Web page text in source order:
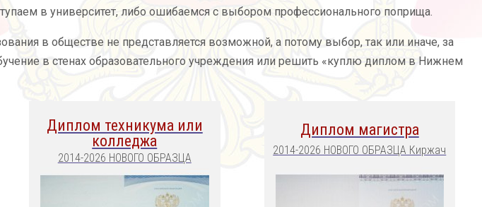
в университет, либо ошибаемся с выбором профессионального поприща.
в обществе не представляется возможной, а потому выбор, так или иначе, за
в стенах образовательного учреждения или решить «куплю диплом в Нижнем
Диплом техникума или
колледжа
2014-2026 НОВОГО ОБРАЗЦА
Диплом магистра
2014-2026 НОВОГО ОБРАЗЦА Киржач